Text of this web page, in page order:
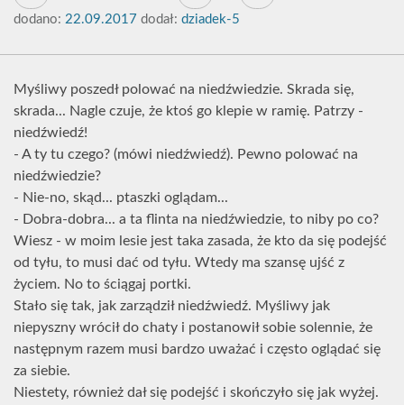
dodano: 22.09.2017 dodał: dziadek-5
Myśliwy poszedł polować na niedźwiedzie. Skrada się,
skrada... Nagle czuje, że ktoś go klepie w ramię. Patrzy -
niedźwiedź!
- A ty tu czego? (mówi niedźwiedź). Pewno polować na
niedźwiedzie?
- Nie-no, skąd... ptaszki oglądam...
- Dobra-dobra... a ta flinta na niedźwiedzie, to niby po co?
Wiesz - w moim lesie jest taka zasada, że kto da się podejść
od tyłu, to musi dać od tyłu. Wtedy ma szansę ujść z
życiem. No to ściągaj portki.
Stało się tak, jak zarządził niedźwiedź. Myśliwy jak
niepyszny wrócił do chaty i postanowił sobie solennie, że
następnym razem musi bardzo uważać i często oglądać się
za siebie.
Niestety, również dał się podejść i skończyło się jak wyżej.